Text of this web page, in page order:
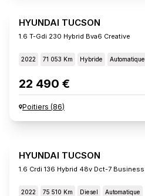
HYUNDAI TUCSON
1.6 T-Gdi 230 Hybrid Bva6 Creative
2022 71 053 Km Hybride Automatique
22 490 €
Poitiers (86)
HYUNDAI TUCSON
1.6 Crdi 136 Hybrid 48v Dct-7 Business
2022 75 510 Km Diesel Automatique